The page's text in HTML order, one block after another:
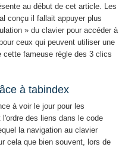
au début de cet article. Les
conçu il fallait appuyer plus
» du clavier pour accéder à
ceux qui peuvent utiliser une
cette fameuse règle des 3 clics
à tabindex
à voir le jour pour les
des liens dans le code
la navigation au clavier
cela que bien souvent, lors de